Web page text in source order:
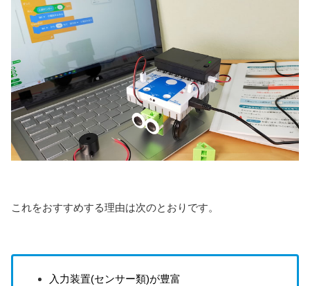
これをおすすめする理由は次のとおりです。
入力装置(センサー類)が豊富